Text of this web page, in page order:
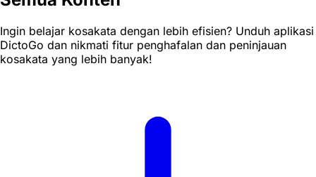
Ingin belajar kosakata dengan lebih efisien? Unduh aplikasi
DictoGo dan nikmati fitur penghafalan dan peninjauan
kosakata yang lebih banyak!